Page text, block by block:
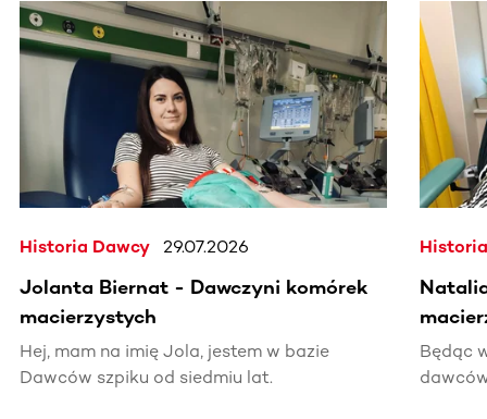
Ta sekcja zawiera treści przewijane w poziomie. Użyj
Historia Dawcy 29.07.2026
Jolanta Biernat - Dawczyni komórek
macierzystych
Hej, mam na imię Jola, jestem w bazie
Dawców szpiku od siedmiu lat.
Będąc